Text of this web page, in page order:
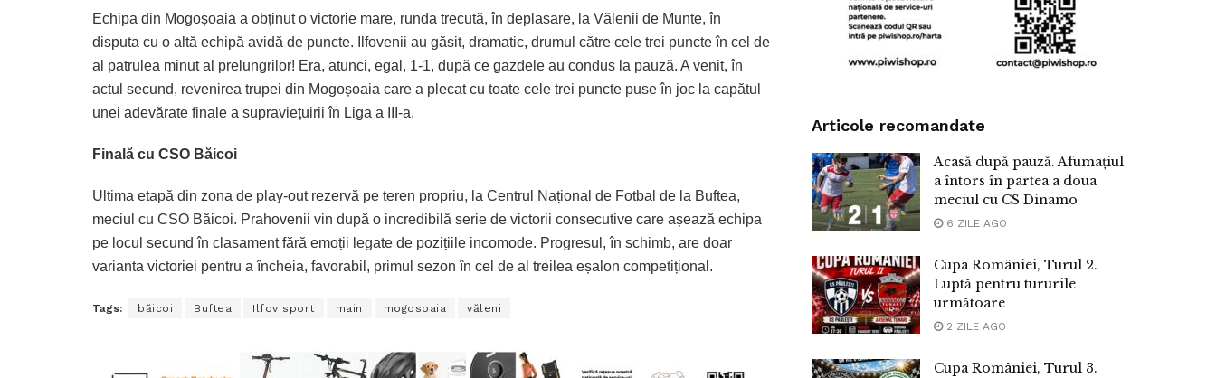
Echipa din Mogoșoaia a obținut o victorie mare, runda trecută, în deplasare, la Vălenii de Munte, în
disputa cu o altă echipă avidă de puncte. Ilfovenii au găsit, dramatic, drumul către cele trei puncte în cel de
al patrulea minut al prelungrilor! Era, atunci, egal, 1-1, după ce gazdele au condus la pauză. A venit, în
actul secund, revenirea trupei din Mogoșoaia care a plecat cu toate cele trei puncte puse în joc la capătul
unei adevărate finale a supraviețuirii în Liga a III-a.
Finală cu CSO Băicoi
Ultima etapă din zona de play-out rezervă pe teren propriu, la Centrul Național de Fotbal de la Buftea,
meciul cu CSO Băicoi. Prahovenii vin după o incredibilă serie de victorii consecutive care așează echipa
pe locul secund în clasament fără emoții legate de pozițiile incomode. Progresul, în schimb, are doar
varianta victoriei pentru a încheia, favorabil, primul sezon în cel de al treilea eșalon competițional.
Tags: băicoi Buftea Ilfov sport main mogosoaia văleni
Articole recomandate
Acasă după pauză. Afumațiul
a întors în partea a doua
meciul cu CS Dinamo
6 ZILE AGO
Cupa României, Turul 2.
Luptă pentru tururile
următoare
2 ZILE AGO
Cupa României, Turul 3.